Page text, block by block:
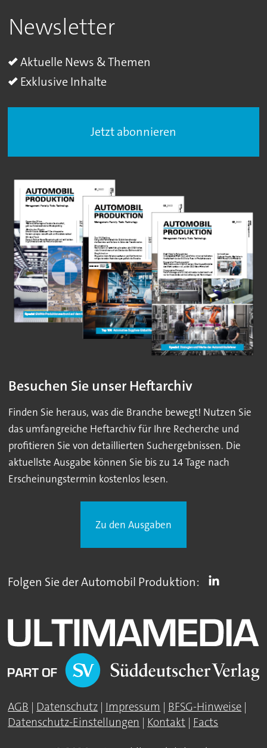
Newsletter
Aktuelle News & Themen
Exklusive Inhalte
Jetzt abonnieren
Besuchen Sie unser Heftarchiv
Finden Sie heraus, was die Branche bewegt! Nutzen Sie
das umfangreiche Heftarchiv für Ihre Recherche und
profitieren Sie von detaillierten Suchergebnissen. Die
aktuellste Ausgabe können Sie bis zu 14 Tage nach
Erscheinungstermin kostenlos lesen.
Zu den Ausgaben
Folgen Sie der Automobil Produktion:
AGB | Datenschutz | Impressum | BFSG-Hinweise |
Datenschutz-Einstellungen | Kontakt | Facts